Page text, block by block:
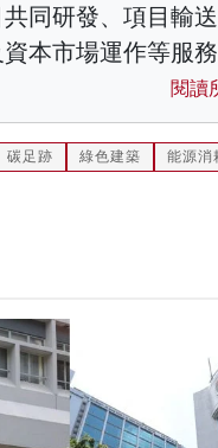
同研發、項目輸
本市場運作等服務
閱讀
碳足跡 綠色建築
能源消